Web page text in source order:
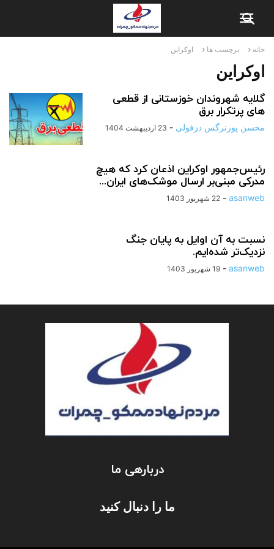
خانه برچسب ها اوکراین
اوکراین
گلایه شهروندان خوزستانی از قطعی
های پرتکرار برق
محسن پورنرگس دزفولی - 23 اردیبهشت 1404
رئیس‌جمهور اوکراین اذعان کرد که هیچ
مدرکی مبنی‌بر ارسال موشک‌های ایران...
asanweb
- 22 شهریور 1403
نسبت به آن اوایل به پایان جنگ
نزدیک‌تر شده‌ایم.
asanweb
- 19 شهریور 1403
دربارهی ما
ما را دنبال کنید